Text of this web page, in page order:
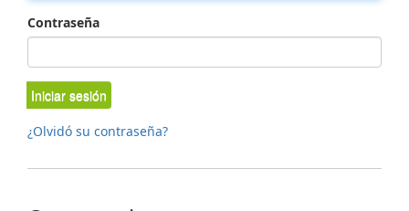
Contraseña
Iniciar sesión
¿Olvidó su contraseña?